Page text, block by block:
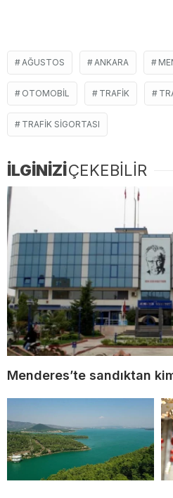
AĞUSTOS ANKARA
OTOMOBIL TRAFIK
TRAFIK SIGORTASI
İLGİNİZİÇEKEBİLİR
Menderes’te sandıktan